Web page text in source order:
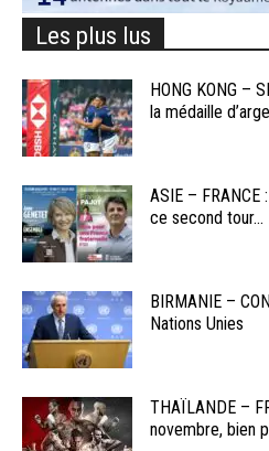
Les plus lus
HONG KONG –
la médaille
ASIE – FRANCE
ce second tour...
BIRMANIE –
Nations Unies
THAÏLANDE –
novembre, bien